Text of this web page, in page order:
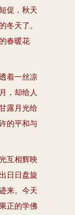
促，秋天
冬天了。
春暖花
着一丝凉
，却给人
露月光给
的平和与
互相辉映
日日盘旋
来。今天
正的学佛